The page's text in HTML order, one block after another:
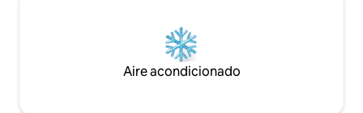
Aire acondicionado